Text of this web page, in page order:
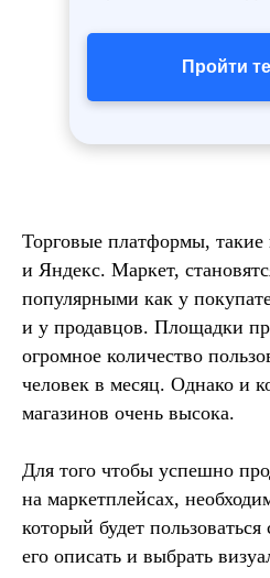
Пройти
Торговые платформы,
и Яндекс. Маркет,
популярными как у
и у продавцов. Площадки
огромное количество
человек в месяц. Однако и
магазинов очень высока.
Для того чтобы успешно
на маркетплейсах,
который будет
его описать и выбрать